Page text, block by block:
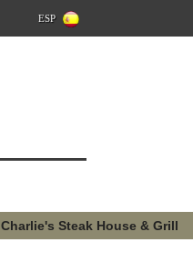
ESP
Charlie's Steak House & Grill